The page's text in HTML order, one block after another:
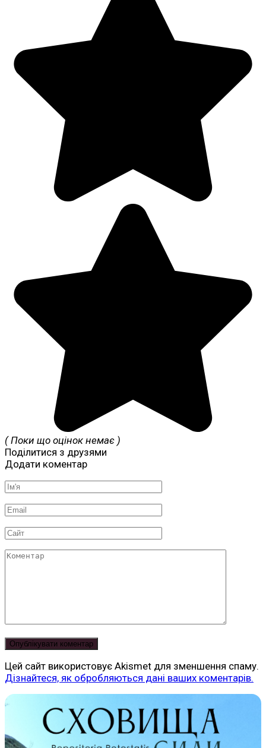
( Поки що оцінок немає )
Поділитися з друзями
Додати коментар
Ім'я
*
Email
*
Сайт
Коментар
Цей сайт використовує Akismet для зменшення спаму.
Дізнайтеся, як обробляються дані ваших коментарів.